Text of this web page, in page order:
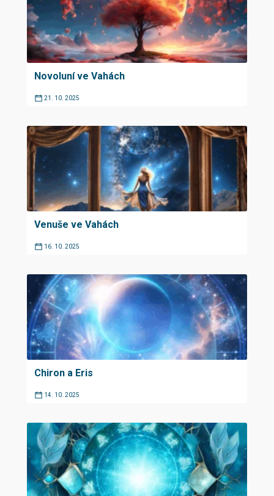
Novoluní ve Vahách
21. 10. 2025
Venuše ve Vahách
16. 10. 2025
Chiron a Eris
14. 10. 2025